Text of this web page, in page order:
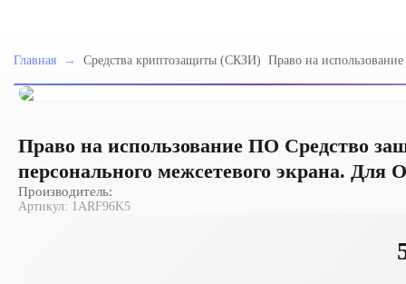
Главная → Средства криптозащиты (СКЗИ) Право на
персонального
Право на использование ПО Средство
персонального межсетевого экрана. Для
Производитель:
Артикул: 1ARF96K5